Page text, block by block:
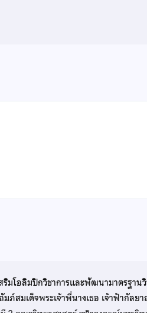
ริมโอลิมปิกวิชาการและพัฒนามาตรฐาน
มภ์สมเด็จพระเจ้าพี่นางเธอ เจ้าฟ้ากัล